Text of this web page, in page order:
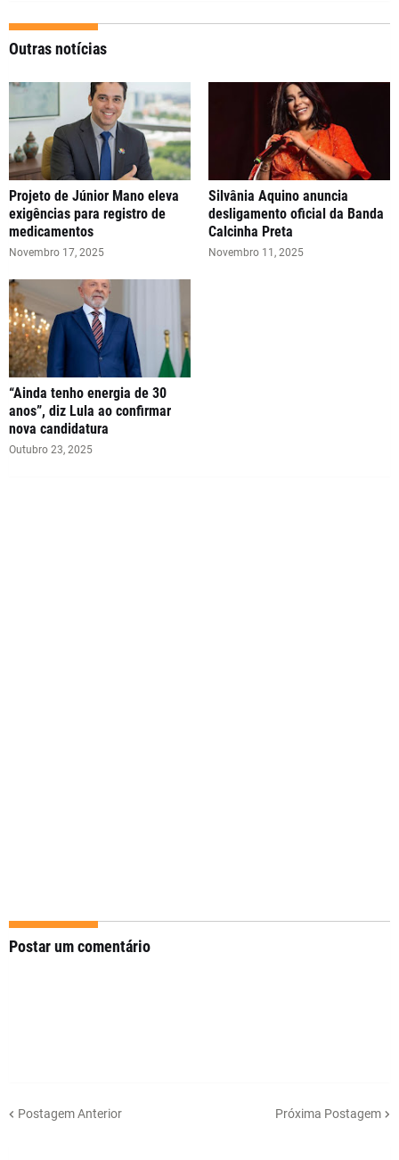
Outras notícias
Projeto de Júnior Mano eleva
exigências para registro de
medicamentos
Novembro 17, 2025
Silvânia Aquino anuncia
desligamento oficial da Banda
Calcinha Preta
Novembro 11, 2025
“Ainda tenho energia de 30
anos”, diz Lula ao confirmar
nova candidatura
Outubro 23, 2025
Postar um comentário
Postagem Anterior Próxima Postagem